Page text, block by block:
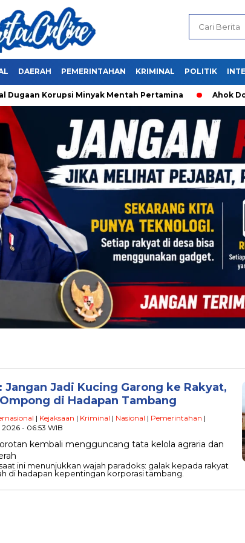
DAERAH PEMERINTAHAN KRIMINAL POLITIK
Korupsi Minyak Mentah Pertamina Ahok
Jangan Jadi Kucing Garong ke Rakyat,
di Hadapan Tambang
| Kejaksaan | Kriminal | Nasional | Pemerintahan |
2026 - 06:53 WIB
kembali mengguncang tata kelola agraria dan
ini menunjukkan wajah paradoks: galak kepada rakyat
di hadapan kepentingan korporasi tambang.